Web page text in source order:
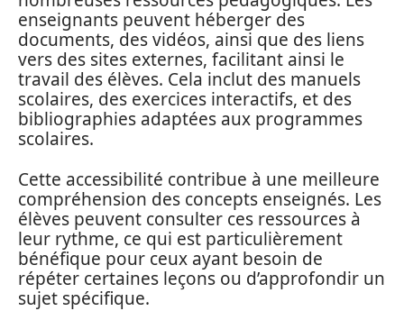
enseignants peuvent héberger des
documents, des vidéos, ainsi que des liens
vers des sites externes, facilitant ainsi le
travail des élèves. Cela inclut des manuels
scolaires, des exercices interactifs, et des
bibliographies adaptées aux programmes
scolaires.
Cette accessibilité contribue à une meilleure
compréhension des concepts enseignés. Les
élèves peuvent consulter ces ressources à
leur rythme, ce qui est particulièrement
bénéfique pour ceux ayant besoin de
répéter certaines leçons ou d’approfondir un
sujet spécifique.